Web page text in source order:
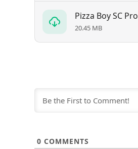
Pizza Boy SC Pro
20.45 MB
0 COMMENTS